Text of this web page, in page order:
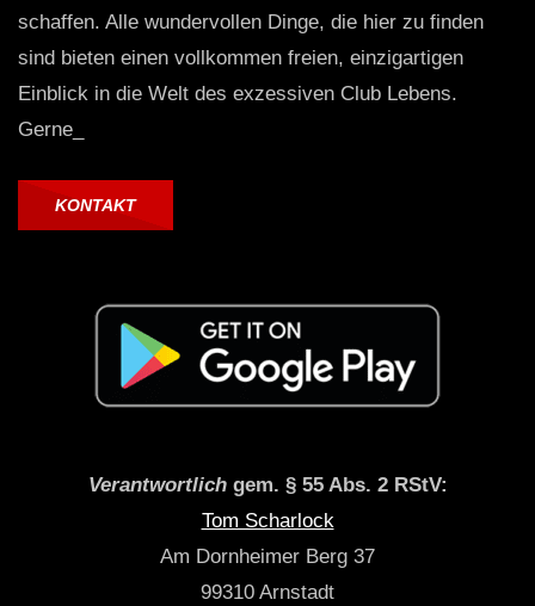
schaffen. Alle wundervollen Dinge, die hier zu finden
sind bieten einen vollkommen freien, einzigartigen
Einblick in die Welt des exzessiven Club Lebens.
Gerne_
KONTAKT
Verantwortlichgem. § 55 Abs. 2 RStV:
Tom Scharlock
Am Dornheimer Berg 37
99310 Arnstadt